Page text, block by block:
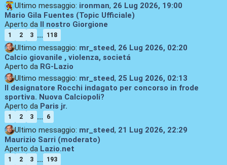
Ultimo messaggio: ironman, 26 Lug 2026, 19:00
Mario Gila Fuentes (Topic Ufficiale)
Aperto da Il nostro Giorgione
1 2 3 ... 118
Ultimo messaggio: mr_steed, 26 Lug 2026, 02:20
Calcio giovanile , violenza, societá
Aperto da RG-Lazio
Ultimo messaggio: mr_steed, 25 Lug 2026, 02:13
Il designatore Rocchi indagato per concorso in frode
sportiva. Nuova Calciopoli?
Aperto da Paris jr.
1 2 3 ... 6
Ultimo messaggio: mr_steed, 21 Lug 2026, 22:29
Maurizio Sarri (moderato)
Aperto da Lazio.net
1 2 3 ... 193